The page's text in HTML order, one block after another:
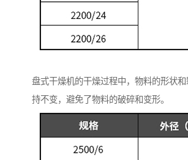
盘式干燥机的干燥过程中，物料的形状
持不变，避免了物料的破碎和变形。